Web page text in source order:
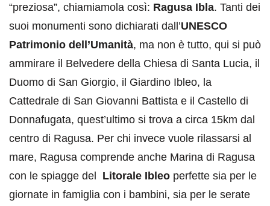
“preziosa”, chiamiamola così: Ragusa Ibla. Tanti dei
suoi monumenti sono dichiarati dall’UNESCO
Patrimonio dell’Umanità, ma non è tutto, qui si può
ammirare il Belvedere della Chiesa di Santa Lucia, il
Duomo di San Giorgio, il Giardino Ibleo, la
Cattedrale di San Giovanni Battista e il Castello di
Donnafugata, quest’ultimo si trova a circa 15km dal
centro di Ragusa. Per chi invece vuole rilassarsi al
mare, Ragusa comprende anche Marina di Ragusa
con le spiagge del Litorale Ibleo perfette sia per le
giornate in famiglia con i bambini, sia per le serate